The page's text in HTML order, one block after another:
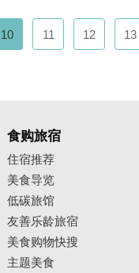
10 11 12 13
食购旅宿
住宿推荐
美食导览
低碳旅馆
友善乐龄旅宿
美食购物快搜
主题美食